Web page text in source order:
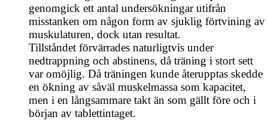
genomgick ett antal undersökningar utifrån
misstanken om någon form av sjuklig förtvining av
muskulaturen, dock utan resultat.
Tillståndet förvärrades naturligtvis under
nedtrappning och abstinens, då träning i stort sett
var omöjlig. Då träningen kunde återupptas skedde
en ökning av såväl muskelmassa som kapacitet,
men i en långsammare takt än som gällt före och i
början av tablettintaget.